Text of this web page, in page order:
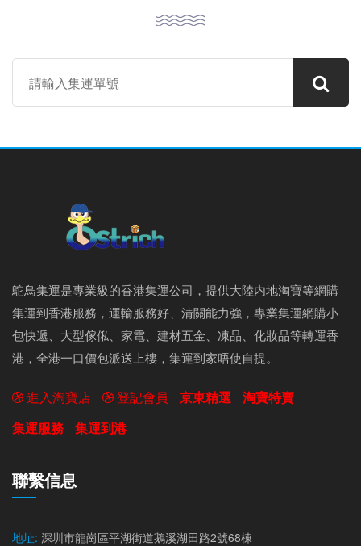
鴕鳥集運是專業級的香港集運公司，提供大陸内地淘寶等網購
集運到香港服務，運輸服務好、清關能力強，專業集運網購小
包快遞、大型傢俬、家電、建材五金、凍品、化妝品等轉運香
港，全港一口價包派送上樓，集運到家唔使自提。
進入淘寶店 登記會員 京東精選
淘寶特賣
集運服務
集運到港
聯繫信息
地址: 深圳市龍崗區平湖街道鵝溪湖田路2號68棟